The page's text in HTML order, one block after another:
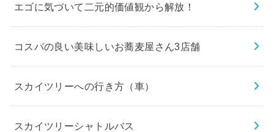
エゴに気づいて二元的価値観から解放！
コスパの良い美味しいお蕎麦屋さん3店舗
スカイツリーへの行き方（車）
スカイツリーシャトルバス